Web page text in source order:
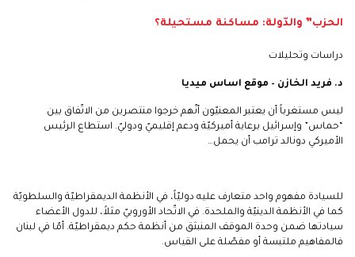
الحزب” والدّولة: مساكنة مستحيلة؟
دراسات وتحليلات
د. فريد الخازن – موقع اساس ميديا
ليس مستغرباً أن يعتبر المعنيّون أنّهم خرجوا منتصرين من الاتّفاق بين
“حماس” وإسرائيل برعاية أميركيّة ودعم إقليميّ ودوليّ. استطاع الرئيس
الأميركي دونالد ترامب أن يحمل…
للسيادة مفهوم واحد متعارف عليه دوليّاً، في الأنظمة الديمقراطيّة والسلطويّة
كما في الأنظمة الدينيّة والملحدة. في الاتّحاد الأوروبيّ مثلاً، للدول الأعضاء
سيادتها ضمن وحدة الموقف المنبثق من أنظمة حكم ديمقراطيّة. أمّا في لبنان
فالمفاهيم ملتبسة أو مفصّلة على القياس.